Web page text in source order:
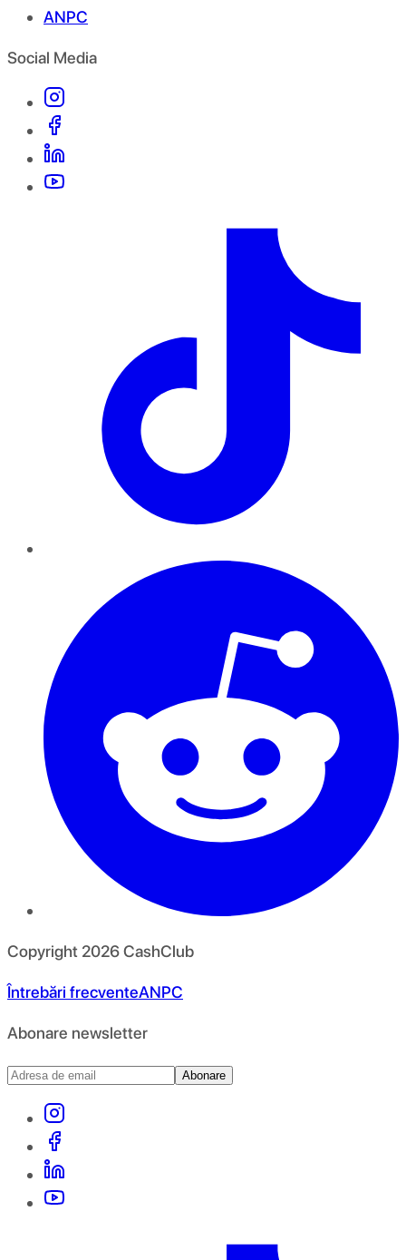
ANPC
Social Media
Copyright 2026CashClub
Întrebări frecventeANPC
Abonare newsletter
Abonare